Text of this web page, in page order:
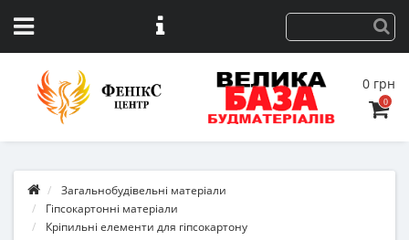
0 грн
0
Загальнобудівельні матеріали
Гіпсокартонні матеріали
Кріпильні елементи для гіпсокартону